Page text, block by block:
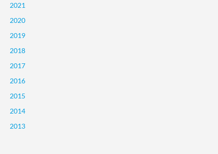
2021
2020
2019
2018
2017
2016
2015
2014
2013